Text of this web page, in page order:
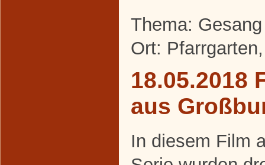
Thema:
Ort:
18.05.2018
aus
In diesem Film